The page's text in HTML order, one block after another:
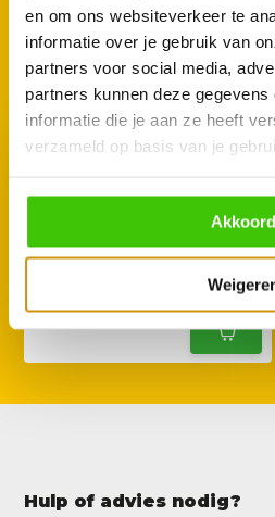
en om ons websiteverkeer te
informatie over je gebruik van
partners voor social media,
partners kunnen deze
informatie die je aan ze heeft
verzameld op basis van je
Akkoord
GOED TE COMBINEREN
Met deze accessoires
Angus & Oink Dirty Cow Rub
220 g
Hulp of advies nodig?